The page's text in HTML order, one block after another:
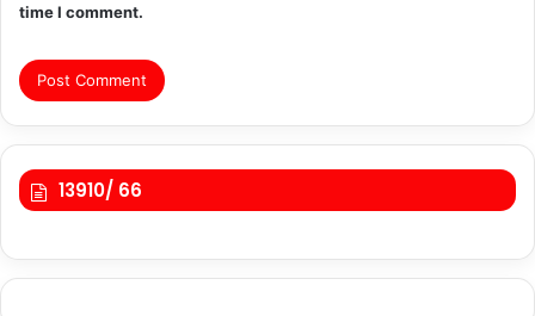
time I comment.
13910/ 66